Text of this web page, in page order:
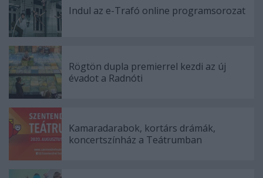
Indul az e-Trafó online programsorozat
Rögtön dupla premierrel kezdi az új
évadot a Radnóti
Kamaradarabok, kortárs drámák,
koncertszínház a Teátrumban